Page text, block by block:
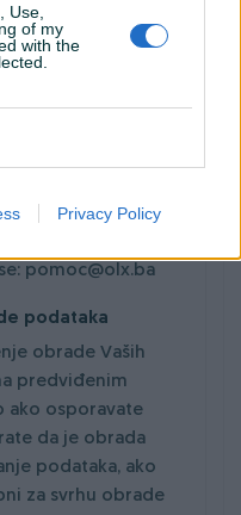
Use,
of my
with the
Privacy Policy
možete vidjeti na
pa molimo da
nam poslati
pomoc@olx.ba
podataka
obrade Vaših
predviđenim
ako osporavate
da je obrada
podataka, ako
za svrhu obrade